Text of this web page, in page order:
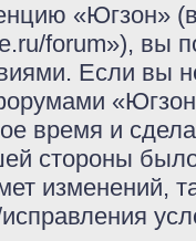
«Югзон»
forum»), вы
Если вы
время и
стороны
изменений,